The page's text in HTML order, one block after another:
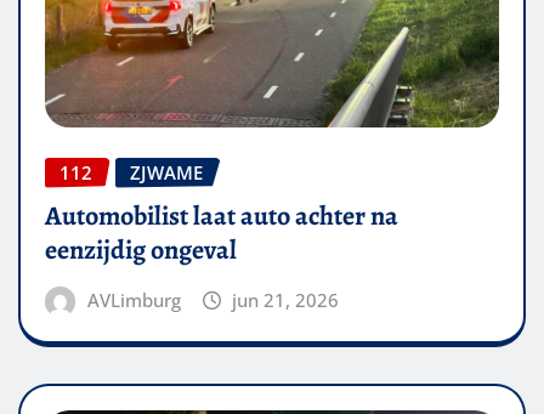
112 ZJWAME
Automobilist laat auto achter na
eenzijdig ongeval
AVLimburg jun 21, 2026